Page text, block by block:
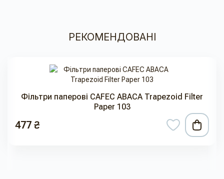
РЕКОМЕНДОВАНІ
Фільтри паперові CAFEC ABACA Trapezoid Filter
Paper 103
477 ₴